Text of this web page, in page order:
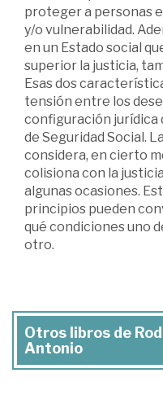
proteger a personas
y/o vulnerabilidad.
en un Estado social
superior la justicia,
Esas dos
tensión entre los
configuración jurídica
de Seguridad Social.
considera, en cierto
colisiona con la
algunas ocasiones.
principios pueden
qué condiciones uno
otro.
Otros libros de
Antonio